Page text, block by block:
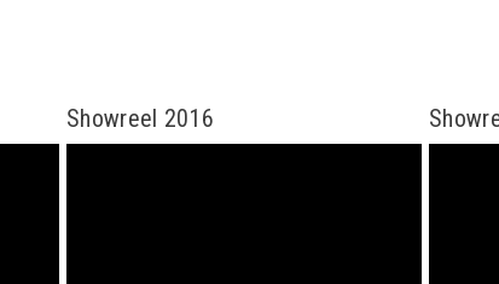
Showreel 2016